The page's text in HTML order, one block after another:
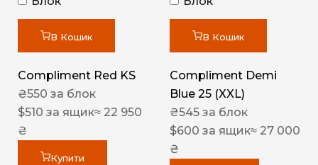
В Кошик
Compliment Red KS
₴550 за блок
$510 за ящик≈ 22 950
₴
Купити
В Кошик
Compliment Demi
Blue 25 (XXL)
₴545 за блок
$600 за ящик≈ 27 000
₴